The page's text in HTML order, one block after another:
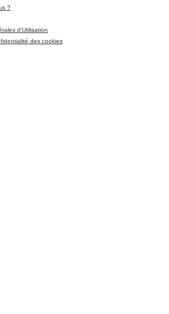
?
d’Utilisation
des cookies